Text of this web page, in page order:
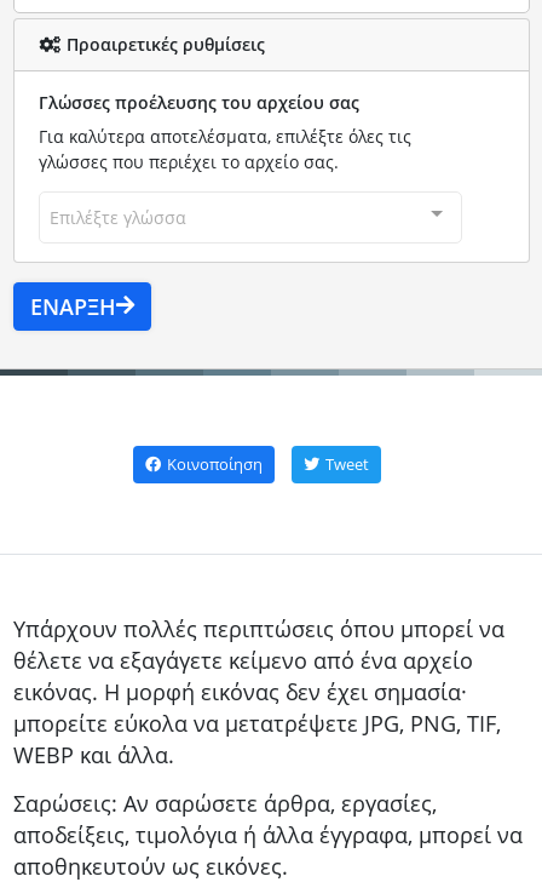
Προαιρετικές ρυθμίσεις
Γλώσσες προέλευσης του αρχείου σας
Για καλύτερα αποτελέσματα, επιλέξτε όλες τις
γλώσσες που περιέχει το αρχείο σας.
Επιλέξτε γλώσσα
ΈΝΑΡΞΗ
Κοινοποίηση Tweet
Υπάρχουν πολλές περιπτώσεις όπου μπορεί να
θέλετε να εξαγάγετε κείμενο από ένα αρχείο
εικόνας. Η μορφή εικόνας δεν έχει σημασία·
μπορείτε εύκολα να μετατρέψετε JPG, PNG, TIF,
WEBP και άλλα.
Σαρώσεις: Αν σαρώσετε άρθρα, εργασίες,
αποδείξεις, τιμολόγια ή άλλα έγγραφα, μπορεί να
αποθηκευτούν ως εικόνες.